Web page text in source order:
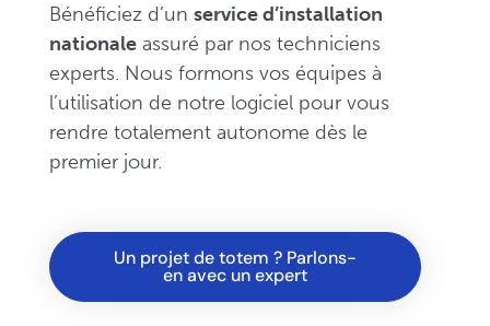
Bénéficiez d’un service d’installation
nationaleassuré par nos techniciens
experts. Nous formons vos équipes à
l’utilisation de notre logiciel pour vous
rendre totalement autonome dès le
premier jour.
Un projet de totem ? Parlons-
en avec un expert